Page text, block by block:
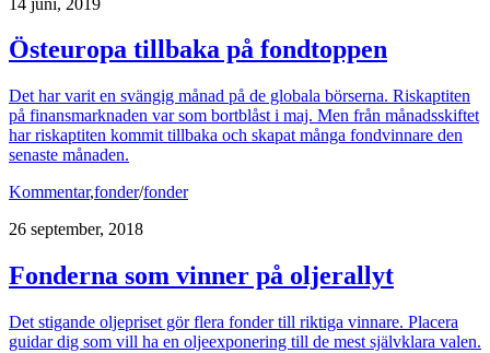
Östeuropa tillbaka på fondtoppen
Det har varit en svängig månad på de globala börserna. Riskaptiten
på finansmarknaden var som bortblåst i maj. Men från månadsskiftet
har riskaptiten kommit tillbaka och skapat många fondvinnare den
senaste månaden.
Kommentar,fonder/fonder
26 september, 2018
Fonderna som vinner på oljerallyt
Det stigande oljepriset gör flera fonder till riktiga vinnare. Placera
guidar dig som vill ha en oljeexponering till de mest självklara valen.